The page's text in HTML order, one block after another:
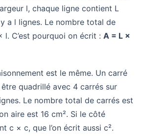
l, chaque ligne contient L
a l lignes. Le nombre total de
l. C’est pourquoi on écrit : A = L ×
est le même. Un carré
quadrillé avec 4 carrés sur
Le nombre total de carrés est
aire est 16 cm². Si le côté
c × c, que l’on écrit aussi c².